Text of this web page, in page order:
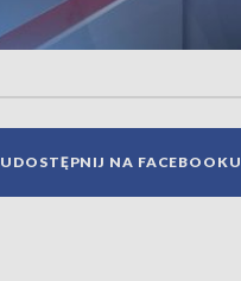
UDOSTĘPNIJ NA FACEBOOKU